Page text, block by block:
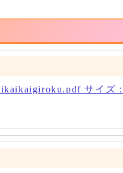
サイズ：